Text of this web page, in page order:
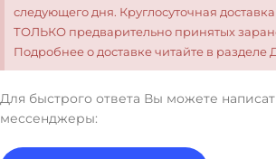
следующего дня. Круглосуточная
ТОЛЬКО предварительно принятых
Подробнее о доставке читайте в
Для быстрого ответа Вы можете
мессенджеры: